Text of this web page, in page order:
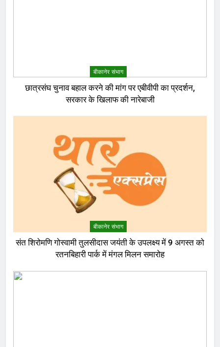
बीकानेर संभाग
छात्रसंघ चुनाव बहाल करने की मांग पर एबीवीपी का प्रदर्शन,
सरकार के खिलाफ की नारेबाजी
बीकानेर संभाग
संत शिरोमणि गोस्वामी तुलसीदास जयंती के उपलक्ष्य में 9 अगस्त को
रतनबिहारी पार्क में मंगल मिलन समारोह